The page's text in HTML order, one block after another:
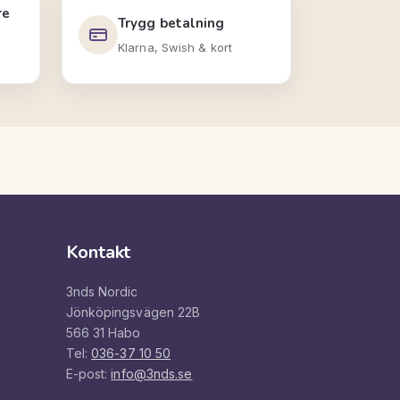
Trygg betalning
Klarna, Swish & kort
Kontakt
3nds Nordic
Jönköpingsvägen 22B
566 31 Habo
Tel:036-37 10 50
E-post:info@3nds.se